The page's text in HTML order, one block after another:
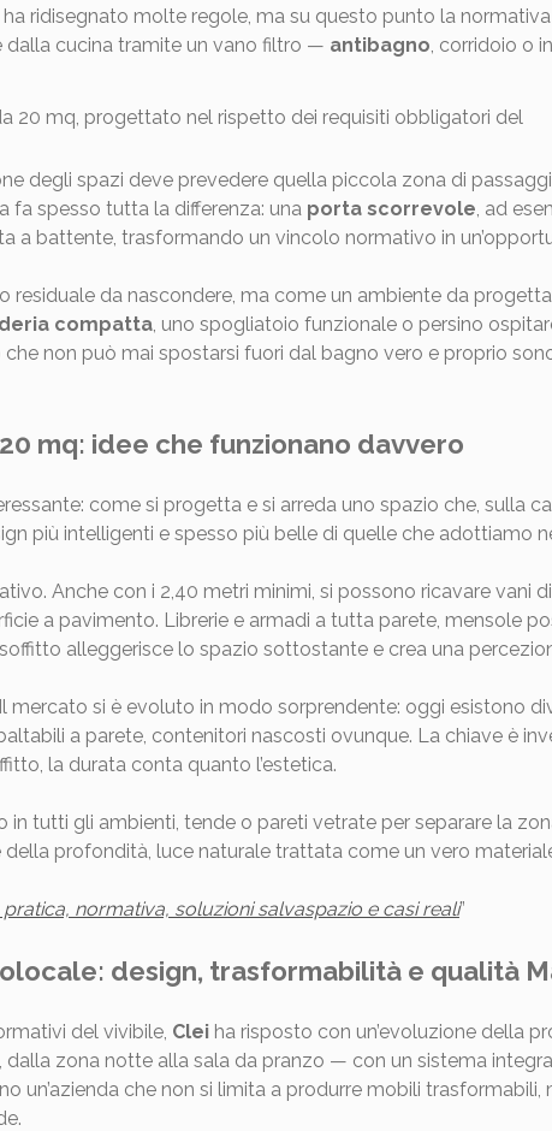
ridisegnato molte regole, ma su questo punto la
dalla cucina tramite un vano filtro — antibagno , corridoio o
degli spazi deve prevedere quella piccola zona di
fa spesso tutta la differenza: una porta scorrevole , ad
a battente, trasformando un vincolo normativo in
residuale da nascondere, ma come un ambiente da
compatta, uno spogliatoio funzionale o persino
non può mai spostarsi fuori dal bagno vero e proprio
mq: idee che funzionano davvero
come si progetta e si arreda uno spazio che, sulla
più intelligenti e spesso più belle di quelle che adottiamo
Anche con i 2,40 metri minimi, si possono ricavare vani
a pavimento. Librerie e armadi a tutta parete, mensole
alleggerisce lo spazio sottostante e crea una
mercato si è evoluto in modo sorprendente: oggi esistono
a parete, contenitori nascosti ovunque. La chiave è
la durata conta quanto l’estetica.
tutti gli ambienti, tende o pareti vetrate per separare la
profondità, luce naturale trattata come un vero
normativa, soluzioni salvaspazio e casi reali”
design, trasformabilità e qualità
del vivibile, Cleiha risposto con un’evoluzione della
zona notte alla sala da pranzo — con un sistema
un’azienda che non si limita a produrre mobili